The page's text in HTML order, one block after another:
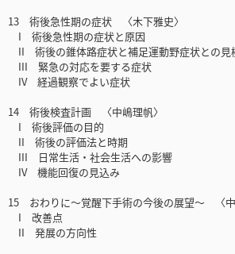
13 術後急性期の症状 〈木下雅史〉
I 術後急性期の症状と原因
II 術後の錐体路症状と補足運動野症状との見
III 緊急の対応を要する症状
IV 経過観察でよい症状
14 術後検査計画 〈中嶋理帆〉
I 術後評価の目的
II 術後の評価法と時期
III 日常生活・社会生活への影響
IV 機能回復の見込み
15 おわりに〜覚醒下手術の今後の展望〜 〈中
I 改善点
II 発展の方向性